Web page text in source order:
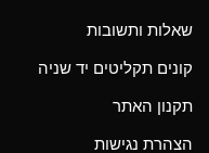
שאלות ותשובות
קונים תקליטים יד שניה
תקנון האתר
הצהרת נגישות